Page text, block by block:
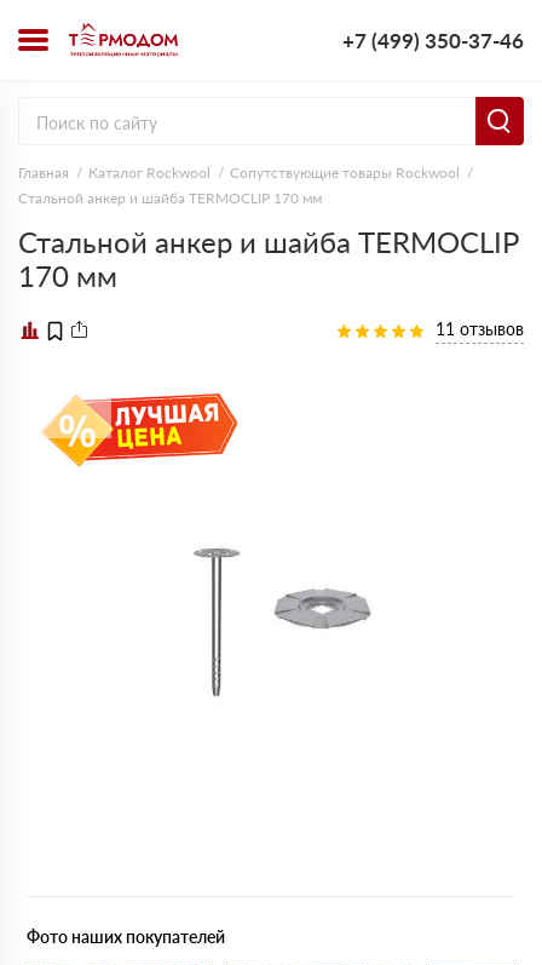
+7 (499) 350-37-46
Главная Каталог Rockwool
Сопутствующие товары Rockwool
Стальной анкер и шайба TERMOCLIP 170 мм
Стальной анкер и шайба TERMOCLIP
170 мм
11 отзывов
Фото наших покупателей